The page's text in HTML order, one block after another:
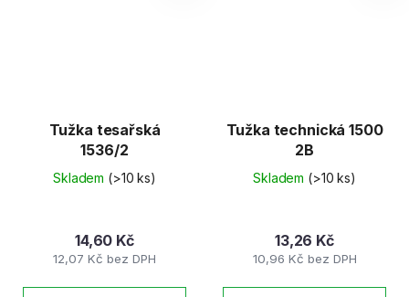
Tužka tesařská
1536/2
Skladem (>10 ks)
12,07 Kč bez DPH
14,60 Kč
Tužka technická 1500
2B
Skladem (>10 ks)
10,96 Kč bez DPH
13,26 Kč